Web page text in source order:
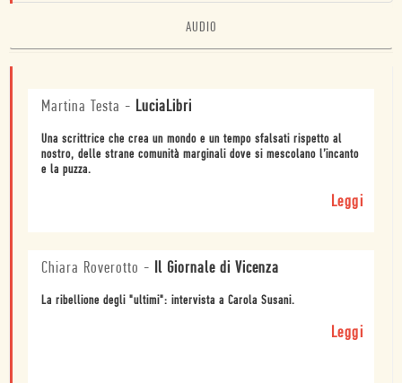
AUDIO
Martina Testa - LuciaLibri
Una scrittrice che crea un mondo e un tempo sfalsati rispetto al
nostro, delle strane comunità marginali dove si mescolano l’incanto
e la puzza.
Leggi
Chiara Roverotto - Il Giornale di Vicenza
La ribellione degli "ultimi": intervista a Carola Susani.
Leggi